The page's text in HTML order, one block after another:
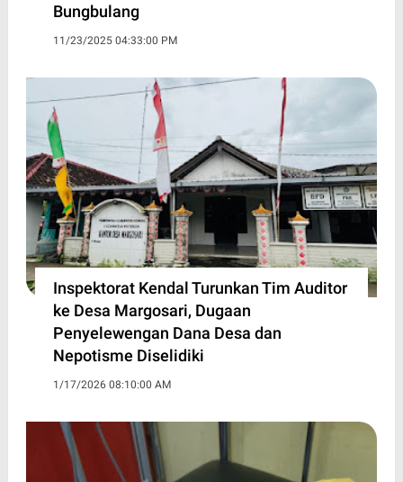
Bungbulang
11/23/2025 04:33:00 PM
Inspektorat Kendal Turunkan Tim Auditor
ke Desa Margosari, Dugaan
Penyelewengan Dana Desa dan
Nepotisme Diselidiki
1/17/2026 08:10:00 AM